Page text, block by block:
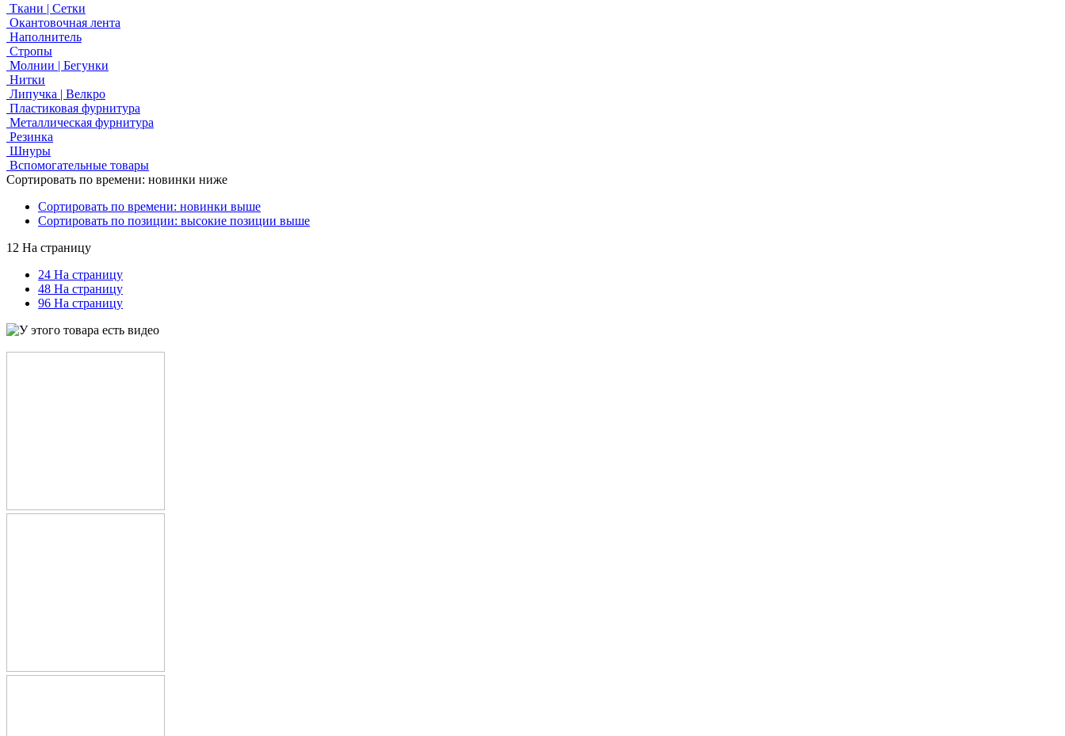
Ткани | Сетки
Окантовочная лента
Наполнитель
Стропы
Молнии | Бегунки
Нитки
Липучка | Велкро
Пластиковая фурнитура
Металлическая фурнитура
Резинка
Шнуры
Вспомогательные товары
Сортировать по времени: новинки ниже
Сортировать по времени: новинки выше
Сортировать по позиции: высокие позиции выше
12 На страницу
24 На страницу
48 На страницу
96 На страницу